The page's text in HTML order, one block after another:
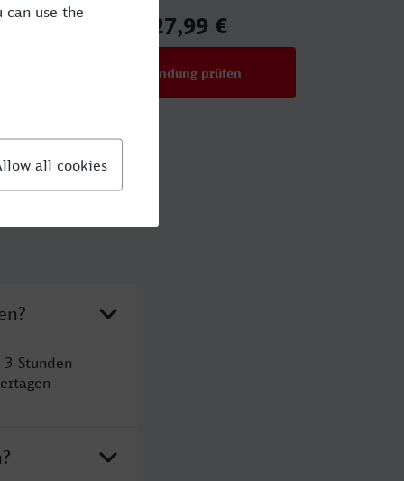
27,99 €
Verbindung prüfen
Stunden